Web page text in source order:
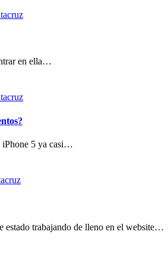
en ella…
iPhone 5 ya casi…
estado trabajando de lleno en el website…